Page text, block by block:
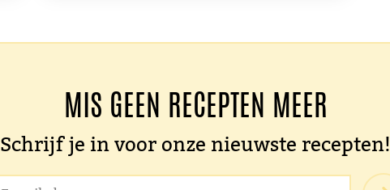
MIS GEEN RECEPTEN MEER
Schrijf je in voor onze nieuwste recepten!